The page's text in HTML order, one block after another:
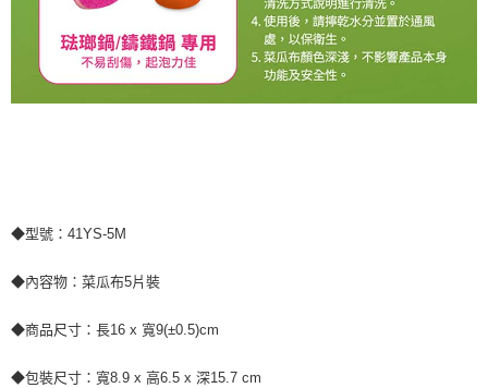
◆型號：41YS-5M
◆內容物：菜瓜布5片裝
◆商品尺寸：長16 x 寬9(±0.5)cm
◆包裝尺寸：寬8.9 x 高6.5 x 深15.7 cm